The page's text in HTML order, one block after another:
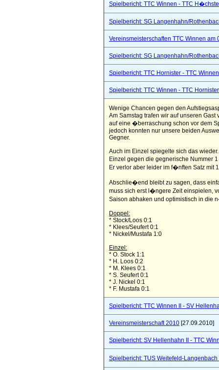
Spielbericht: TTC Winnen - TTC
Spielbericht: SG Langenhahn/
Vereinsmeisterschaften TTC Winnen am
Spielbericht: SG Langenhahn/
Spielbericht: TTC Hornister - TTC
Spielbericht: TTC Winnen - TTC
Wenige Chancen gegen den
Am Samstag trafen wir auf unseren
auf eine �berraschung schon vor dem
jedoch konnten nur unsere beiden
Gegner.
Auch im Einzel spiegelte sich das
Einzel gegen die gegnerische Nummer
Er verlor aber leider im f�nften Satz mit
Abschlie�end bleibt zu sagen, dass
muss sich erst l�ngere Zeit einspielen,
Saison abhaken und optimistisch in die
Doppel:
* Stock/Loos 0:1
* Klees/Seufert 0:1
* Nickel/Mustafa 1:0
Einzel:
* O. Stock 1:1
* H. Loos 0:2
* M. Klees 0:1
* S. Seufert 0:1
* J. Nickel 0:1
* F. Mustafa 0:1
Spielbericht: TTC Winnen II - SV
Vereinsmeisterschaft 2010 [27.09.2010]
Spielbericht: SV Hellenhahn II - TTC
Spielbericht: TUS Weitefeld-